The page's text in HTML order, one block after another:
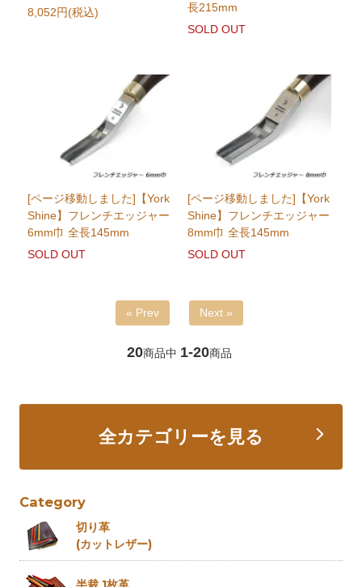
8,052円(税込)
長215mm
SOLD OUT
[ページ移動しました]【York
Shine】フレンチエッジャー
6mm巾 全長145mm
SOLD OUT
[ページ移動しました]【York
Shine】フレンチエッジャー
8mm巾 全長145mm
SOLD OUT
« Prev Next »
20商品中 1-20商品
全カテゴリーを見る
Category
切り革
(カットレザー)